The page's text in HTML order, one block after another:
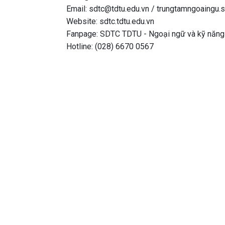
Email: sdtc@tdtu.edu.vn /
Website: sdtc.tdtu.edu.vn
Fanpage: SDTC TDTU - Ngoại ngữ và kỹ
Hotline: (028) 6670 0567